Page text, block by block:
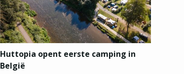
Huttopia opent eerste camping in
België